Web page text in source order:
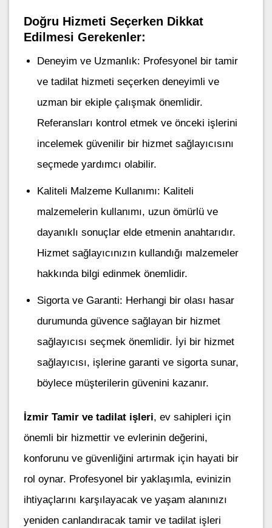
Doğru Hizmeti Seçerken Dikkat
Edilmesi Gerekenler:
Deneyim ve Uzmanlık: Profesyonel bir tamir
ve tadilat hizmeti seçerken deneyimli ve
uzman bir ekiple çalışmak önemlidir.
Referansları kontrol etmek ve önceki işlerini
incelemek güvenilir bir hizmet sağlayıcısını
seçmede yardımcı olabilir.
Kaliteli Malzeme Kullanımı: Kaliteli
malzemelerin kullanımı, uzun ömürlü ve
dayanıklı sonuçlar elde etmenin anahtarıdır.
Hizmet sağlayıcınızın kullandığı malzemeler
hakkında bilgi edinmek önemlidir.
Sigorta ve Garanti: Herhangi bir olası hasar
durumunda güvence sağlayan bir hizmet
sağlayıcısı seçmek önemlidir. İyi bir hizmet
sağlayıcısı, işlerine garanti ve sigorta sunar,
böylece müşterilerin güvenini kazanır.
İzmir Tamir ve tadilat işleri, ev sahipleri için
önemli bir hizmettir ve evlerinin değerini,
konforunu ve güvenliğini artırmak için hayati bir
rol oynar. Profesyonel bir yaklaşımla, evinizin
ihtiyaçlarını karşılayacak ve yaşam alanınızı
yeniden canlandıracak tamir ve tadilat işleri